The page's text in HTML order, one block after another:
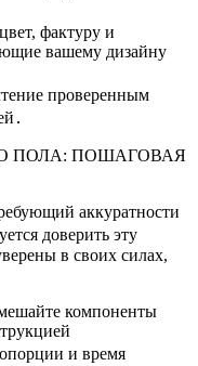
фактуру и
вашему дизайну
проверенным
ПОЛА: ПОШАГОВАЯ
аккуратности
доверить эту
в своих силах,
компоненты
и время